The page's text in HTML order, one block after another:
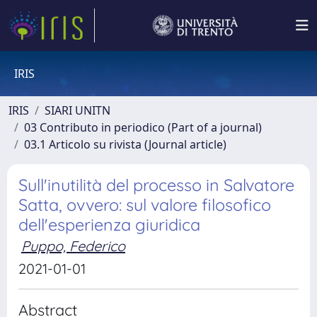
IRIS
IRIS
SIARI UNITN
03 Contributo in periodico (Part of a journal)
03.1 Articolo su rivista (Journal article)
Sull'inutilità del processo in Salvatore
Satta, ovvero: sul valore filosofico
dell'esperienza giuridica
Puppo, Federico
2021-01-01
Abstract